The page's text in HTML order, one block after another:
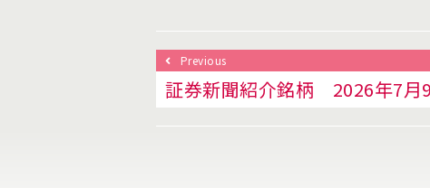
Previous
証券新聞紹介銘柄 2026年7月